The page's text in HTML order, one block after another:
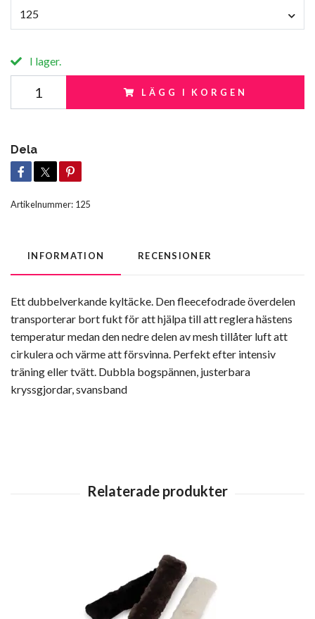
125
I lager.
LÄGG I KORGEN
Dela
Artikelnummer: 125
INFORMATION RECENSIONER
Ett dubbelverkande kyltäcke. Den fleecefodrade överdelen
transporterar bort fukt för att hjälpa till att reglera hästens
temperatur medan den nedre delen av mesh tillåter luft att
cirkulera och värme att försvinna. Perfekt efter intensiv
träning eller tvätt. Dubbla bogspännen, justerbara
kryssgjordar, svansband